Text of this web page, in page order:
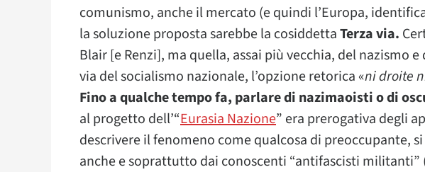
comunismo, anche il mercato (e quindi l’Europa,
la soluzione proposta sarebbe la cosiddettaTerza via.
Blair [e Renzi], ma quella, assai più vecchia, del nazismo
via del socialismo nazionale, l’opzione retorica «ni droite
Fino a qualche tempo fa, parlare di nazimaoisti o di
al progetto dell’“Eurasia Nazione” era prerogativa degli
descrivere il fenomeno come qualcosa di preoccupante,
anche e soprattutto dai conoscenti “antifascisti